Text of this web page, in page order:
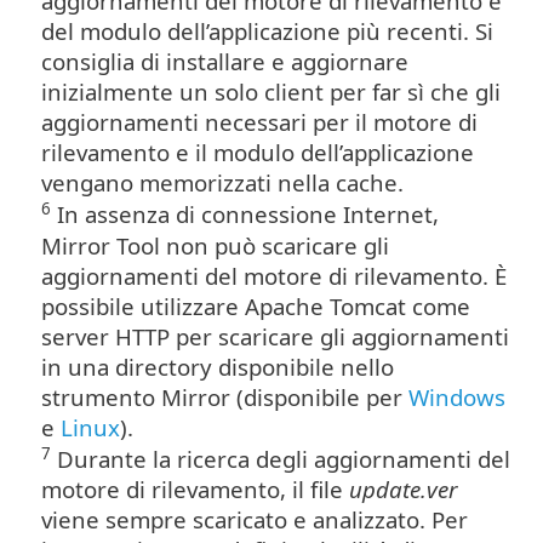
del modulo dell’applicazione più recenti. Si
consiglia di installare e aggiornare
inizialmente un solo client per far sì che gli
aggiornamenti necessari per il motore di
rilevamento e il modulo dell’applicazione
vengano memorizzati nella cache.
6 In assenza di connessione Internet,
Mirror Tool non può scaricare gli
aggiornamenti del motore di rilevamento. È
possibile utilizzare Apache Tomcat come
server HTTP per scaricare gli aggiornamenti
in una directory disponibile nello
strumento Mirror (disponibile per Windows
e Linux).
7 Durante la ricerca degli aggiornamenti del
motore di rilevamento, il file update.ver
viene sempre scaricato e analizzato. Per